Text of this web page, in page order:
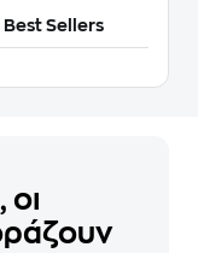
Best Sellers
οι